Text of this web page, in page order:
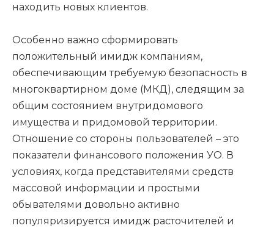
находить новых клиентов.
Особенно важно сформировать
положительный имидж компаниям,
обеспечивающим требуемую безопасность в
многоквартирном доме (МКД), следящим за
общим состоянием внутридомового
имущества и придомовой территории.
Отношение со стороны пользователей – это
показатели финансового положения УО. В
условиях, когда представителями средств
массовой информации и простыми
обывателями довольно активно
популяризируется имидж расточителей и